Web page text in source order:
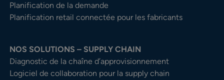
Planification de la demande
Planification retail connectée pour les fabricants
NOS SOLUTIONS – SUPPLY CHAIN
Diagnostic de la chaîne d’approvisionnement
Logiciel de collaboration pour la supply chain